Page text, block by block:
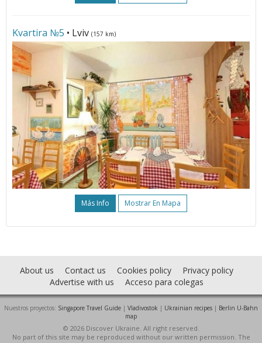
Kvartira №5 • Lviv (157 km)
Más Info Mostrar En Mapa
About us Contact us Cookies policy
Privacy policy
Advertise with us
Acceso para colegas
Nuestros proyectos: Singapore Travel Guide | Vladivostok | Ukrainian recipes | Berlin U-Bahn
map
© 2026 Discover Ukraine. All right reserved.
No part of this site may be reproduced without our written permission. The